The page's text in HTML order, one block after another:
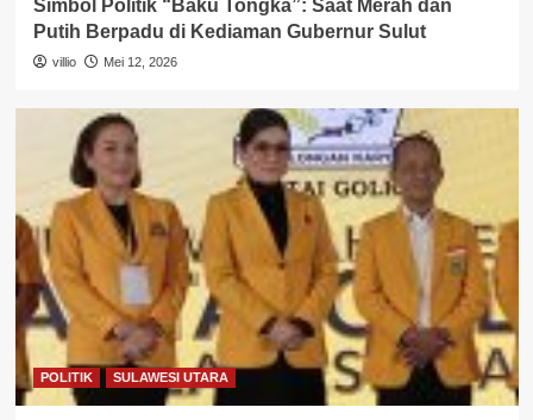
Simbol Politik “Baku Tongka”: Saat Merah dan
Putih Berpadu di Kediaman Gubernur Sulut
villio Mei 12, 2026
POLITIK SULAWESI UTARA